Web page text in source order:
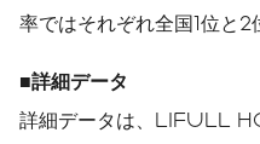
率ではそれぞれ全国1位と2
■詳細データ
詳細データは、LIFULL